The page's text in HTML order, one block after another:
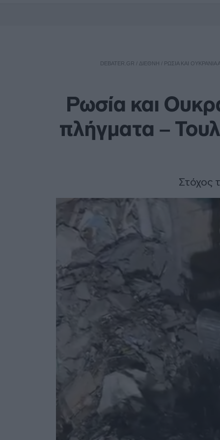
DEBATER.GR / ΔΙΕΘΝΗ / ΡΩΣΊΑ ΚΑΙ
Ρωσία και
πλήγματα –
Στόχος